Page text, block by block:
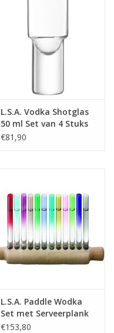
L.S.A. Vodka Shotglas
50 ml Set van 4 Stuks
€81,90
L.S.A. Paddle Wodka
Set met Serveerplank
Set van 12 Stuks
€153,80